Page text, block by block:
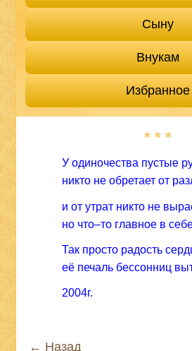
Сыну
Внукам
Избранное
* * *
У одиночества пустые
никто не обретает от
и от утрат никто не
но что–то главное в
Так просто радость
её печаль бессонниц
2004г.
← Назад